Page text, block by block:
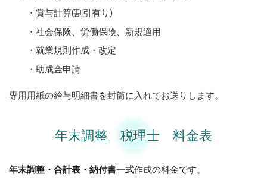
・賞与計算(割引有り)
・社会保険、労働保険、新規適用
・就業規則作成・改定
・助成金申請
専用用紙の給与明細書を封筒に入れてお送りします。
年末調整 税理士 料金表
年末調整・合計表・納付書一式作成の料金です。